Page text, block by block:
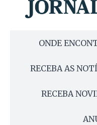
ONDE
RECEBA AS
RECEBA